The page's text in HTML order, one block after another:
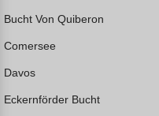
Bucht Von Quiberon
Comersee
Davos
Eckernförder Bucht